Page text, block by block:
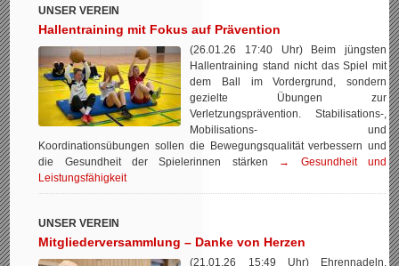
UNSER VEREIN
Hallentraining mit Fokus auf Prävention
(26.01.26 17:40 Uhr) Beim jüngsten
Hallentraining stand nicht das Spiel mit
dem Ball im Vordergrund, sondern
gezielte Übungen zur
Verletzungsprävention. Stabilisations-,
Mobilisations- und
Koordinationsübungen sollen die Bewegungsqualität verbessern und
die Gesundheit der Spielerinnen stärken
→ Gesundheit und
Leistungsfähigkeit
UNSER VEREIN
Mitgliederversammlung – Danke von Herzen
(21.01.26 15:49 Uhr) Ehrennadeln,